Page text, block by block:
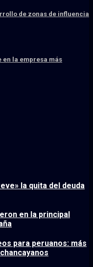
de zonas de influencia
en la empresa más
la quita del deuda
en la principal
para peruanos: más